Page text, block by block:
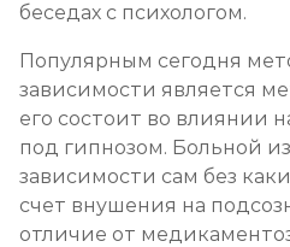
беседах с психологом.
Популярным сегодня
зависимости является
его состоит во влиянии
под гипнозом. Больной
зависимости сам без
счет внушения на
отличие от